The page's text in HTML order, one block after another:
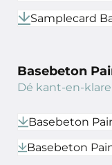
Samplecard
Basebeton
Dé kant-en-